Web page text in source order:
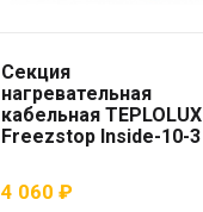
Секция
нагревательная
кабельная TEPLOLUX
Freezstop Inside-10-3
4 060₽